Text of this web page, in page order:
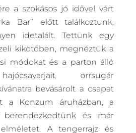
a szokásos jó idővel várt
Bar” előtt találkoztunk,
idetalált. Tettünk egy
kikötőben, megnéztük a
módokat és a parton álló
orrsugár
bevásárolt a csapat
a Konzum áruházban, a
berendezkedtünk és már
A tengerrajz és